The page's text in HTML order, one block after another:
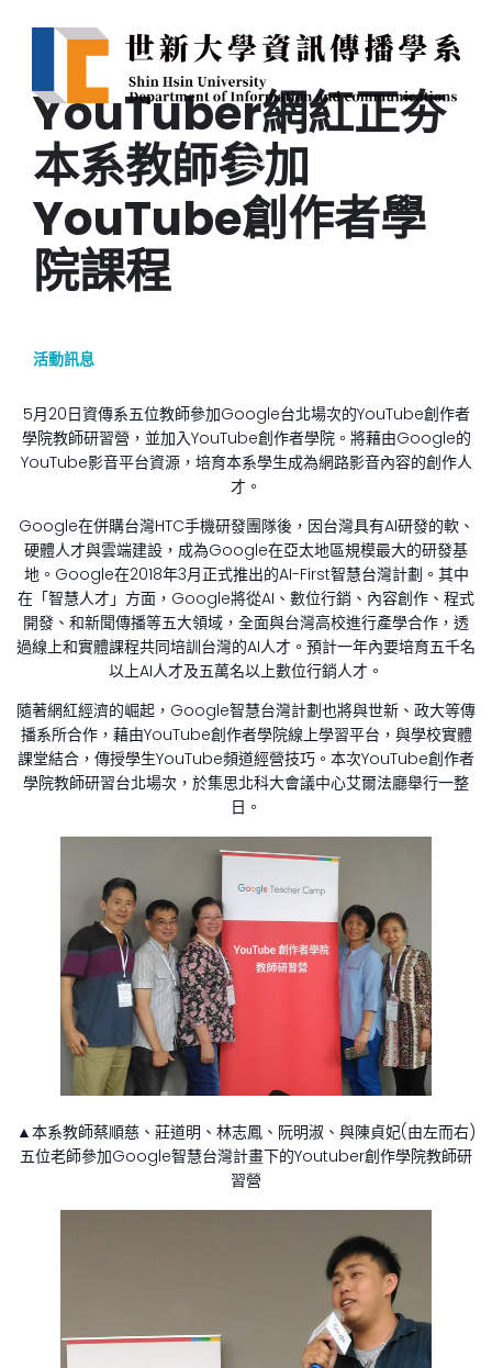
YouTuber網紅正夯
本系教師參加
YouTube創作者學
院課程
活動訊息
5月20日資傳系五位教師參加Google台北場次的YouTube創作者
學院教師研習營，並加入YouTube創作者學院。將藉由Google的
YouTube影音平台資源，培育本系學生成為網路影音內容的創作人
才。
Google在併購台灣HTC手機研發團隊後，因台灣具有AI研發的軟、
硬體人才與雲端建設，成為Google在亞太地區規模最大的研發基
地。Google在2018年3月正式推出的AI-First智慧台灣計劃。其中
在「智慧人才」方面，Google將從AI、數位行銷、內容創作、程式
開發、和新聞傳播等五大領域，全面與台灣高校進行產學合作，透
過線上和實體課程共同培訓台灣的AI人才。預計一年內要培育五千名
以上AI人才及五萬名以上數位行銷人才。
隨著網紅經濟的崛起，Google智慧台灣計劃也將與世新、政大等傳
播系所合作，藉由YouTube創作者學院線上學習平台，與學校實體
課堂結合，傳授學生YouTube頻道經營技巧。本次YouTube創作者
學院教師研習台北場次，於集思北科大會議中心艾爾法廳舉行一整
日。
▲本系教師蔡順慈、莊道明、林志鳳、阮明淑、與陳貞妃(由左而右)
五位老師參加Google智慧台灣計畫下的Youtuber創作學院教師研
習營